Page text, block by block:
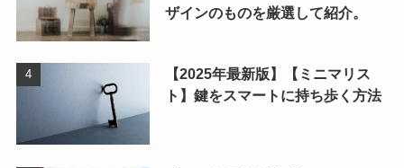
ザインのものを厳選して紹介。
【2025年最新版】【ミニマリス
ト】鍵をスマートに持ち歩く方法